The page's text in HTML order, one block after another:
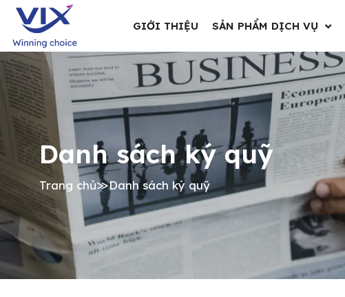
GIỚI THIỆU SẢN PHẨM DỊCH VỤ
Danh sách ký quỹ
Trang chủ≫Danh sách ký quỹ